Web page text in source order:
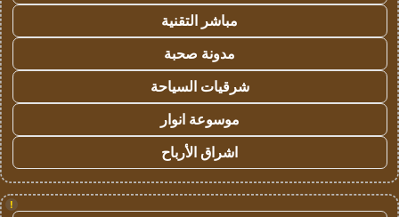
مباشر التقنية
مدونة صحبة
شرقيات السياحة
موسوعة انوار
اشراق الأرباح
!